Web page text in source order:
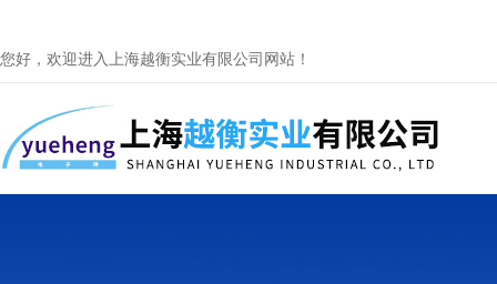
您好，欢迎进入上海越衡实业有限公司网站！